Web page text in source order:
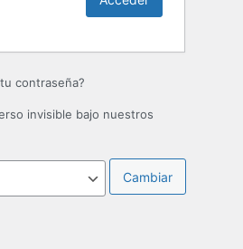
contraseña?
invisible bajo nuestros